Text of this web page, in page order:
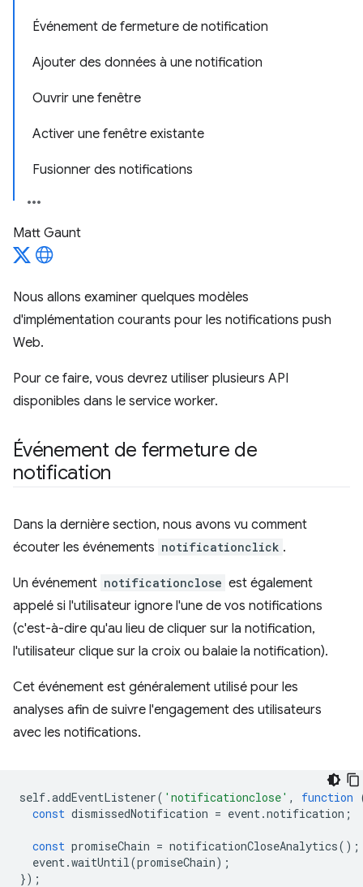
Événement de fermeture de notification
Ajouter des données à une notification
Ouvrir une fenêtre
Activer une fenêtre existante
Fusionner des notifications
Matt Gaunt
Nous allons examiner quelques modèles
d'implémentation courants pour les notifications push
Web.
Pour ce faire, vous devrez utiliser plusieurs API
disponibles dans le service worker.
Événement de fermeture de
notification
Dans la dernière section, nous avons vu comment
écouter les événements notificationclick .
Un événement notificationclose est également
appelé si l'utilisateur ignore l'une de vos notifications
(c'est-à-dire qu'au lieu de cliquer sur la notification,
l'utilisateur clique sur la croix ou balaie la notification).
Cet événement est généralement utilisé pour les
analyses afin de suivre l'engagement des utilisateurs
avec les notifications.
self.addEventListener( 'notificationclose' , function
const dismissedNotification = event.notification ;
const promiseChain = notificationCloseAnalytics();
event.waitUntil(promiseChain);
});